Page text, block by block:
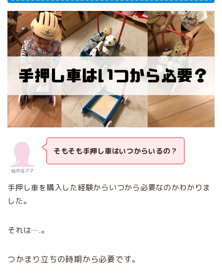
悩めるママ
そもそも手押し車はいつからいるの？
手押し車を購入した経験からいつから必要なのかわかりま
した。
それは….。
つかまり立ちの時期から必要です。